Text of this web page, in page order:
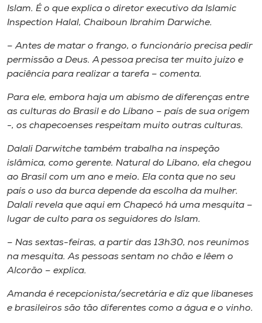
Islam. É o que explica o diretor executivo da Islamic
Inspection Halal, Chaiboun Ibrahim Darwiche.
– Antes de matar o frango, o funcionário precisa pedir
permissão a Deus. A pessoa precisa ter muito juízo e
paciência para realizar a tarefa – comenta.
Para ele, embora haja um abismo de diferenças entre
as culturas do Brasil e do Líbano – país de sua origem
-, os chapecoenses respeitam muito outras culturas.
Dalali Darwitche também trabalha na inspeção
islâmica, como gerente. Natural do Líbano, ela chegou
ao Brasil com um ano e meio. Ela conta que no seu
país o uso da burca depende da escolha da mulher.
Dalali revela que aqui em Chapecó há uma mesquita –
lugar de culto para os seguidores do Islam.
– Nas sextas-feiras, a partir das 13h30, nos reunimos
na mesquita. As pessoas sentam no chão e lêem o
Alcorão – explica.
Amanda é recepcionista/secretária e diz que libaneses
e brasileiros são tão diferentes como a água e o vinho.